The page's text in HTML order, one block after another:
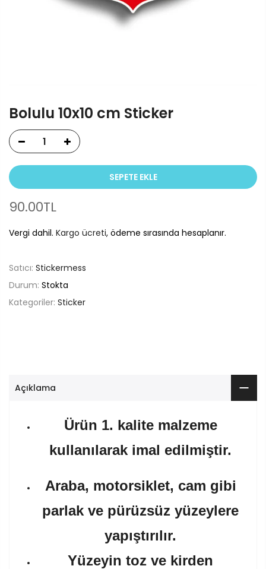
Bolulu 10x10 cm Sticker
SEPETE EKLE
90.00TL
Vergi dahil. Kargo ücreti, ödeme sırasında hesaplanır.
Satıcı: Stickermess
Durum: Stokta
Kategoriler: Sticker
Açıklama
Ürün 1. kalite malzeme
kullanılarak imal edilmiştir.
Araba, motorsiklet, cam gibi
parlak ve pürüzsüz yüzeylere
yapıştırılır.
Yüzeyin toz ve kirden